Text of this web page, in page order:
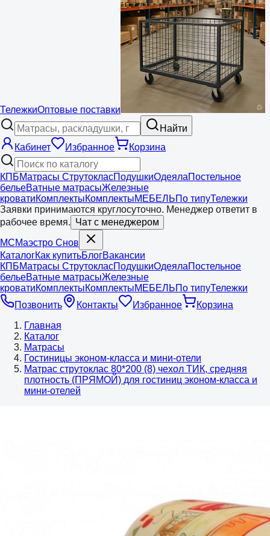
ТележкиОптовые поставки
Найти
Кабинет
Избранное Корзина
КПБМатрасы СтрутокласПодушкиОдеялаПостельное
бельеВатные матрасыЖелезные
кроватиКомплектыКомплектыМЕБЕЛЬПо типуТележки
Заявки принимаются круглосуточно. Менеджер ответит в
рабочее время. Чат с менеджером
МСМаэстро Снов
КаталогКак купитьБлогВакансии
КПБМатрасы СтрутокласПодушкиОдеялаПостельное
бельеВатные матрасыЖелезные
кроватиКомплектыКомплектыМЕБЕЛЬПо типуТележки
Позвонить
Контакты Избранное
Корзина
Главная
Каталог
Матрасы
Гостиницы эконом-класса и мини-отели
Матрас струтоклас 80*200 (8) чехол ТИК, средняя
плотность (ПРЯМОЙ) для гостиниц эконом-класса и
мини-отелей